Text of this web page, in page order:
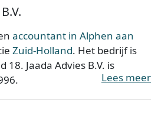
accountant in Alphen aan
Zuid-Holland. Het bedrijf is
18. Jaada Advies B.V. is
Lees meer